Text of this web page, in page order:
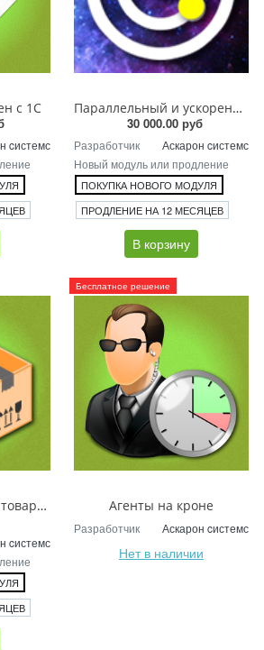
с 1С
cистемс
Параллельный и ускоренный обмен с 1С
30 000.00 руб
Разработчик
Аскарон cистемс
Новый модуль или продление
ПОКУПКА НОВОГО МОДУЛЯ
ПРОДЛЕНИЕ НА 12 МЕСЯЦЕВ
В корзину
Журнал изменений товаров
cистемс
Бесплатное решение
Агенты на кроне
Разработчик Аскарон cистемс
Нет в наличии